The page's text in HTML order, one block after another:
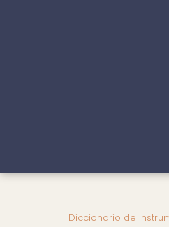
Diccionario de